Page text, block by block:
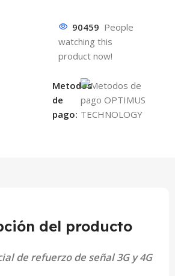
90459 People
watching this
product now!
Metodos
de
pago:
del producto
de refuerzo de señal 3G y 4G